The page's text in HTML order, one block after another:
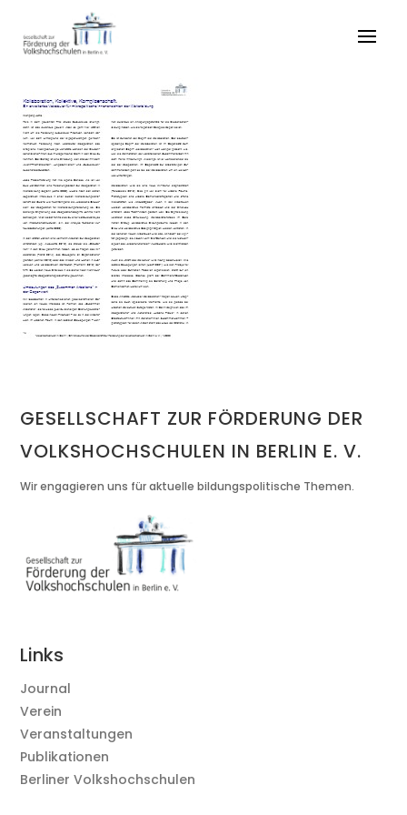
GESELLSCHAFT ZUR FÖRDERUNG DER
VOLKSHOCHSCHULEN IN BERLIN E. V.
Wir engagieren uns für aktuelle bildungspolitische Themen.
Links
Journal
Verein
Veranstaltungen
Publikationen
Berliner Volkshochschulen